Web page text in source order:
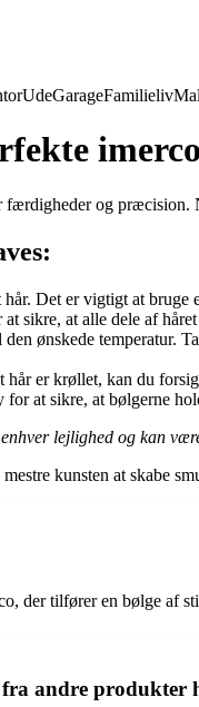
UdeGarageFamilieliv
og præcision.
hår. Det er vigtigt at
sikre, at alle dele af
ønskede temperatur.
hår er krøllet, kan du
for at sikre, at bølgerne
lejlighed og kan
kunsten at skabe
der tilfører en bølge af
andre produkter